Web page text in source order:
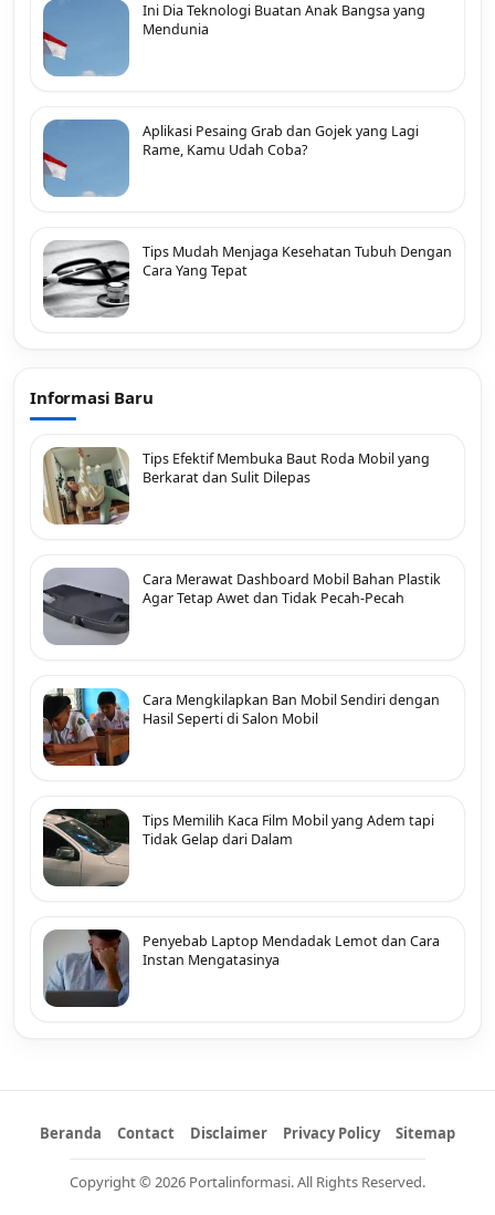
Ini Dia Teknologi Buatan Anak Bangsa yang
Mendunia
Aplikasi Pesaing Grab dan Gojek yang Lagi
Rame, Kamu Udah Coba?
Tips Mudah Menjaga Kesehatan Tubuh Dengan
Cara Yang Tepat
Informasi Baru
Tips Efektif Membuka Baut Roda Mobil yang
Berkarat dan Sulit Dilepas
Cara Merawat Dashboard Mobil Bahan Plastik
Agar Tetap Awet dan Tidak Pecah-Pecah
Cara Mengkilapkan Ban Mobil Sendiri dengan
Hasil Seperti di Salon Mobil
Tips Memilih Kaca Film Mobil yang Adem tapi
Tidak Gelap dari Dalam
Penyebab Laptop Mendadak Lemot dan Cara
Instan Mengatasinya
Beranda Contact Disclaimer Privacy Policy Sitemap
Copyright © 2026 Portalinformasi. All Rights Reserved.